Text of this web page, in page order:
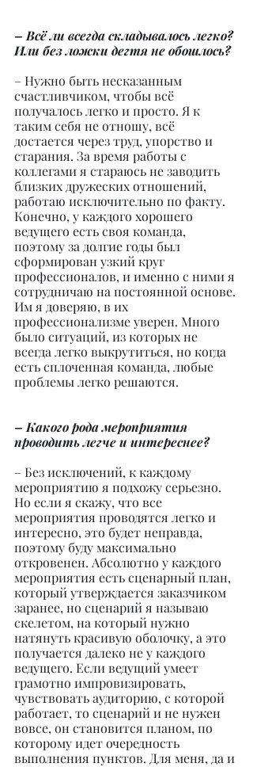
– Всё ли всегда складывалось легко?
Или без ложки дегтя не обошлось?
– Нужно быть несказанным
счастливчиком, чтобы всё
получалось легко и просто. Я к
таким себя не отношу, всё
достается через труд, упорство и
старания. За время работы с
коллегами я стараюсь не заводить
близких дружеских отношений,
работаю исключительно по факту.
Конечно, у каждого хорошего
ведущего есть своя команда,
поэтому за долгие годы был
сформирован узкий круг
профессионалов, и именно с ними я
сотрудничаю на постоянной основе.
Им я доверяю, в их
профессионализме уверен. Много
было ситуаций, из которых не
всегда легко выкрутиться, но когда
есть сплоченная команда, любые
проблемы легко решаются.
– Какого рода мероприятия
проводить легче и интереснее?
– Без исключений, к каждому
мероприятию я подхожу серьезно.
Но если я скажу, что все
мероприятия проводятся легко и
интересно, это будет неправда,
поэтому буду максимально
откровенен. Абсолютно у каждого
мероприятия есть сценарный план,
который утверждается заказчиком
заранее, но сценарий я называю
скелетом, на который нужно
натянуть красивую оболочку, а это
получается далеко не у каждого
ведущего. Если ведущий умеет
грамотно импровизировать,
чувствовать аудиторию, с которой
работает, то сценарий и не нужен
вовсе, он становится планом, по
которому идет очередность
выполнения пунктов. Для меня, да и